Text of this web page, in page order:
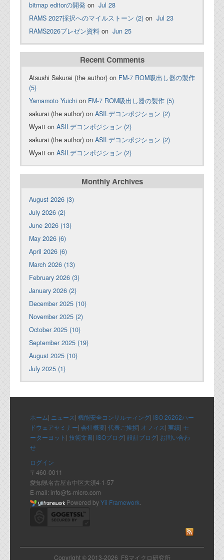
bitmap editorの開発 on Jul 28
RAMS 2027採択へのマイルストーン (2) on Jul 23
RAMS2026プレゼン資料 on Jun 25
Recent Comments
Atsushi Sakurai (the author) on FM-7 ROM吸出し器の製作
(5)
Yamamoto Yuichi on FM-7 ROM吸出し器の製作 (5)
sakurai (the author) on ASILデコンポジション (2)
Wyatt on ASILデコンポジション (2)
sakurai (the author) on ASILデコンポジション (2)
Wyatt on ASILデコンポジション (2)
Monthly Archives
August 2026 (3)
July 2026 (2)
June 2026 (13)
May 2026 (6)
April 2026 (6)
March 2026 (13)
February 2026 (3)
January 2026 (2)
December 2025 (10)
November 2025 (2)
October 2025 (10)
September 2025 (19)
August 2025 (10)
July 2025 (1)
ホーム| ニュース| 機能安全コンサルティング| ISO 26262ハー
ドウェアセミナー| 会社概要| 代表ご挨拶| オフィス| 実績| モ
ーターヨット | 技術文書| ISOブログ| 設計ブログ| お問い合わ
せ
ログイン
〒460-0011
愛知県名古屋市中区大須4-1-57
E-mail: info@fs-micro.com
Powered byYii Framework
Copyright © 2013-2026 FSマイクロ研究所